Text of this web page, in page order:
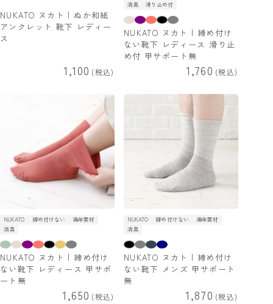
NUKATO ヌカト | ぬか和紙
アンクレット 靴下 レディー
ス
1,100 税込
消臭
滑り止め付
NUKATO ヌカト | 締め付け
ない靴下 レディース 滑り止
め付 甲サポート無
1,760 税込
NUKATO 締め付けない
通年素材
消臭
NUKATO ヌカト | 締め付け
ない靴下 レディース 甲サポ
ート無
1,650 税込
NUKATO 締め付けない
通年素材
消臭
NUKATO ヌカト | 締め付け
ない靴下 メンズ 甲サポート
無
1,870 税込